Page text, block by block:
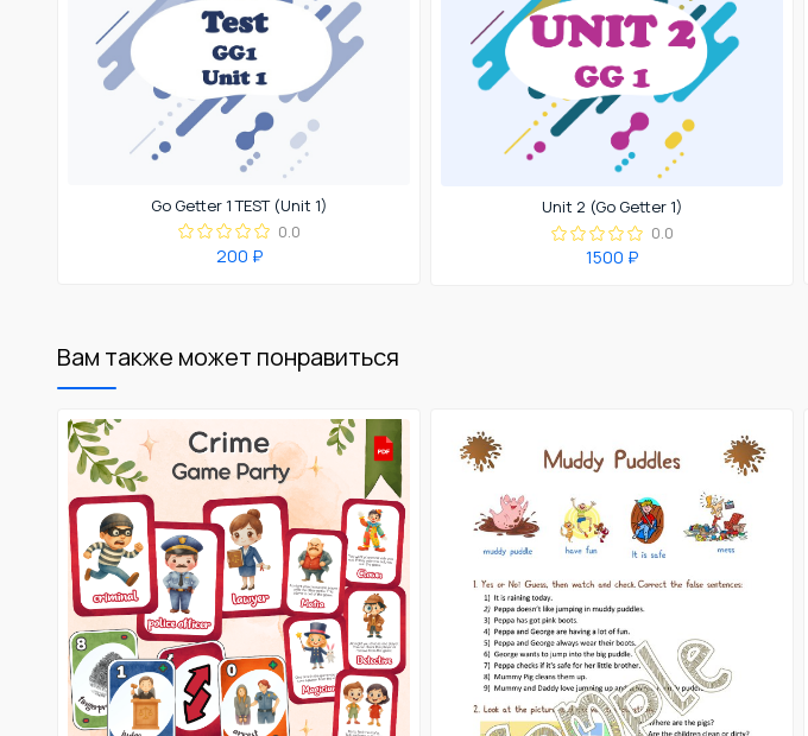
Go Getter 1 TEST (Unit 1)
0.0
200 ₽
Unit 2 (Go Getter 1)
0.0
1500 ₽
Вам также может понравиться